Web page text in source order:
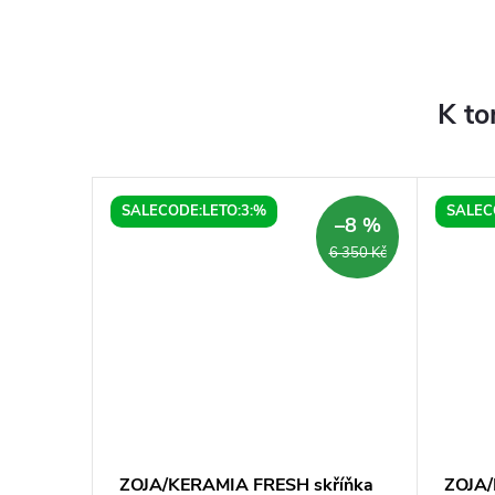
K
SALECODE:LETO:3:%
6 350 Kč
–8 %
ZOJA/KERAMIA FRESH skříňka